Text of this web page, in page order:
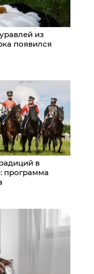
из
появился
в
программа